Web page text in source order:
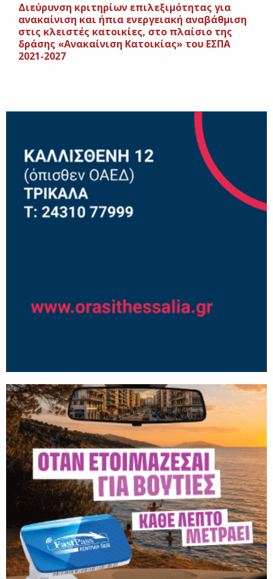
Διεύρυνση κριτηρίων επιλεξιμότητας για
ανακαίνιση και ήπια ενεργειακή αναβάθμιση
στις κλειστές κατοικίες, στο πλαίσιο της
δράσης «Ανακαίνιση Κατοικίας» του ΕΣΠΑ
2021-2027